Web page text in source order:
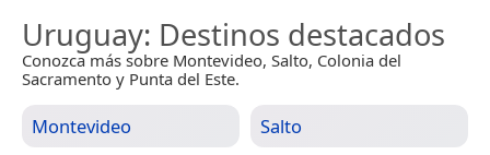
Uruguay: Destinos destacados
Conozca más sobre Montevideo, Salto, Colonia del
Sacramento y Punta del Este.
Montevideo Salto